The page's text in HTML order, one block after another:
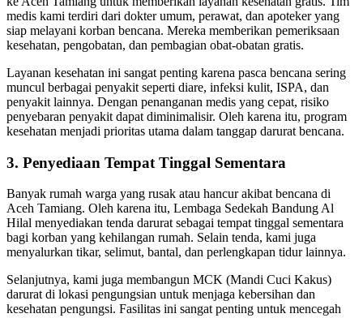
medis kami terdiri dari dokter umum, perawat, dan apoteker yang
siap melayani korban bencana. Mereka memberikan pemeriksaan
kesehatan, pengobatan, dan pembagian obat-obatan gratis.
Layanan kesehatan ini sangat penting karena pasca bencana sering
muncul berbagai penyakit seperti diare, infeksi kulit, ISPA, dan
penyakit lainnya. Dengan penanganan medis yang cepat, risiko
penyebaran penyakit dapat diminimalisir. Oleh karena itu, program
kesehatan menjadi prioritas utama dalam tanggap darurat bencana.
3. Penyediaan Tempat Tinggal Sementara
Banyak rumah warga yang rusak atau hancur akibat bencana di
Aceh Tamiang. Oleh karena itu, Lembaga Sedekah Bandung Al
Hilal menyediakan tenda darurat sebagai tempat tinggal sementara
bagi korban yang kehilangan rumah. Selain tenda, kami juga
menyalurkan tikar, selimut, bantal, dan perlengkapan tidur lainnya.
Selanjutnya, kami juga membangun MCK (Mandi Cuci Kakus)
darurat di lokasi pengungsian untuk menjaga kebersihan dan
kesehatan pengungsi. Fasilitas ini sangat penting untuk mencegah